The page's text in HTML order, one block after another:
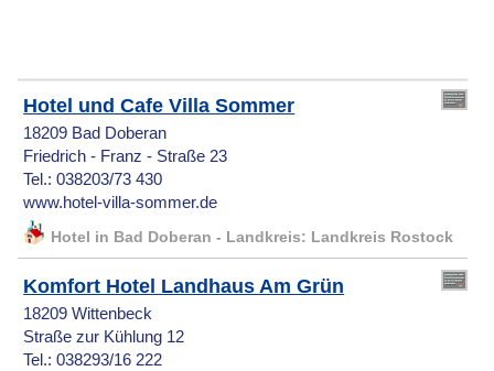
Hotel und Cafe Villa Sommer
18209 Bad Doberan
Friedrich - Franz - Straße 23
Tel.: 038203/73 430
www.hotel-villa-sommer.de
Hotel in Bad Doberan - Landkreis: Landkreis Rostock
Komfort Hotel Landhaus Am Grün
18209 Wittenbeck
Straße zur Kühlung 12
Tel.: 038293/16 222